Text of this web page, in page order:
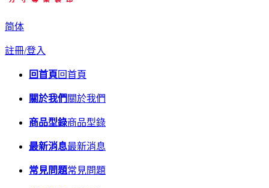
简体
註冊/登入
回首頁回首頁
關於我們 關於我們
商品型錄商品型錄
最新消息最新消息
常見問題常見問題